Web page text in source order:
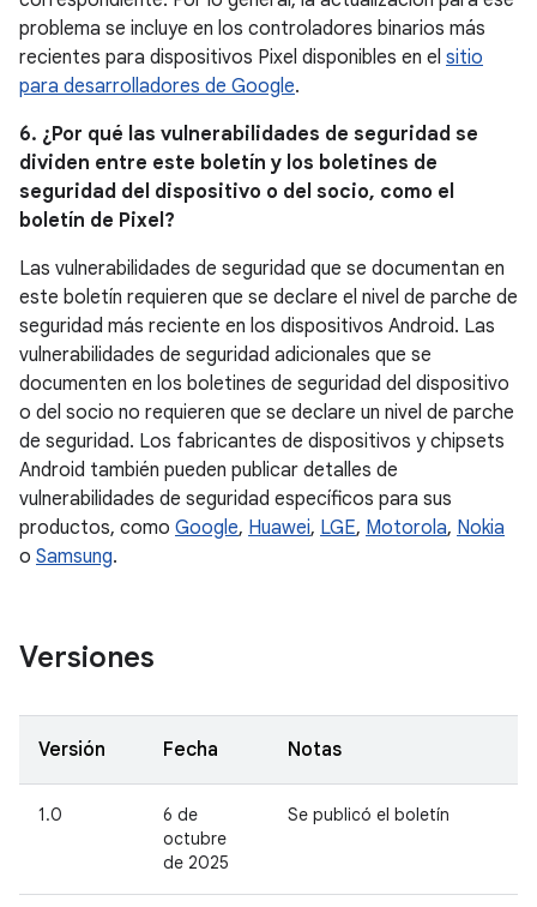
problema se incluye en los controladores binarios más
recientes para dispositivos Pixel disponibles en el sitio
para desarrolladores de Google.
6. ¿Por qué las vulnerabilidades de seguridad se
dividen entre este boletín y los boletines de
seguridad del dispositivo o del socio, como el
boletín de Pixel?
Las vulnerabilidades de seguridad que se documentan en
este boletín requieren que se declare el nivel de parche de
seguridad más reciente en los dispositivos Android. Las
vulnerabilidades de seguridad adicionales que se
documenten en los boletines de seguridad del dispositivo
o del socio no requieren que se declare un nivel de parche
de seguridad. Los fabricantes de dispositivos y chipsets
Android también pueden publicar detalles de
vulnerabilidades de seguridad específicos para sus
productos, como Google, Huawei, LGE, Motorola, Nokia
o Samsung.
Versiones
Versión Fecha Notas
1.0
6 de
octubre
de 2025
Se publicó el boletín